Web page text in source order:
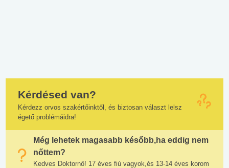
Kérdésed van?
Kérdezz orvos szakértőinktől, és biztosan választ lelsz
égető problémáidra!
Még lehetek magasabb később,ha eddig nem
nőttem?
Kedves Doktornő! 17 éves fiú vagyok,és 13-14 éves korom